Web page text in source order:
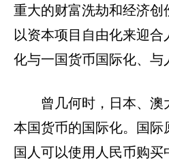
重大的财富洗劫和经济创
以资本项目自由化来迎
化与一国货币国际化、
曾几何时，日本、澳
本国货币的国际化。国
国人可以使用人民币购